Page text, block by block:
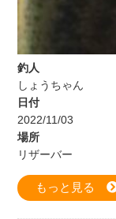
釣人
しょうちゃん
日付
2022/11/03
場所
リザーバー
もっと見る